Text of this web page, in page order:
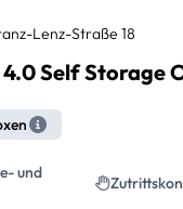
Lenz-Straße 18
und